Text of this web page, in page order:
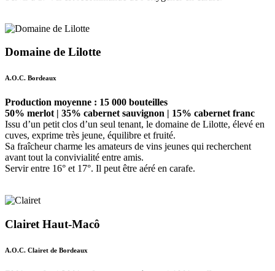
Domaine de Lilotte
A.O.C. Bordeaux
Production moyenne : 15 000 bouteilles
50% merlot | 35% cabernet sauvignon | 15% cabernet franc
Issu d’un petit clos d’un seul tenant, le domaine de Lilotte, élevé en
cuves, exprime très jeune, équilibre et fruité.
Sa fraîcheur charme les amateurs de vins jeunes qui recherchent
avant tout la convivialité entre amis.
Servir entre 16° et 17°. Il peut être aéré en carafe.
Clairet Haut-Macô
A.O.C. Clairet de Bordeaux